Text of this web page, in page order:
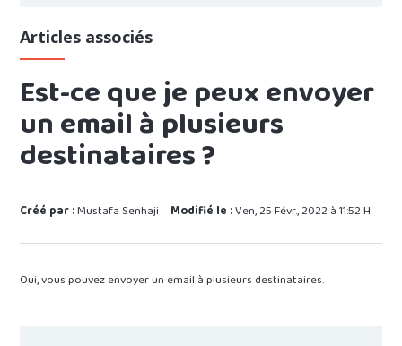
Articles associés
Est-ce que je peux envoyer
un email à plusieurs
destinataires ?
Créé par :Mustafa Senhaji Modifié le :Ven, 25 Févr., 2022 à 11:52 H
Oui, vous pouvez envoyer un email à plusieurs destinataires.